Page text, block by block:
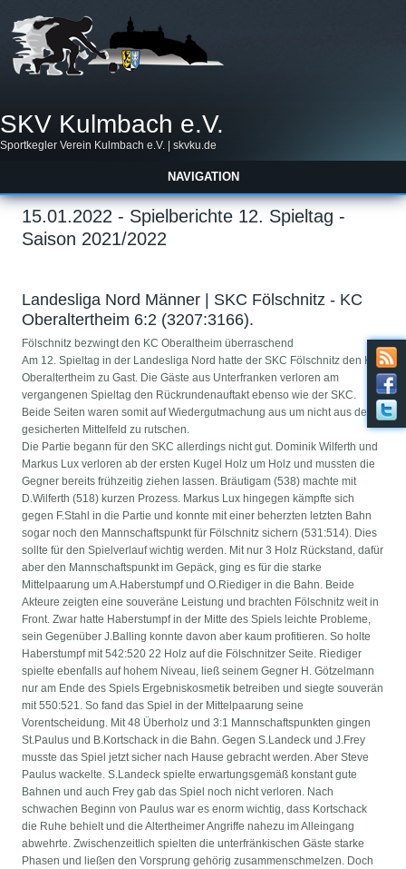
SKV Kulmbach e.V.
Sportkegler Verein Kulmbach e.V. | skvku.de
NAVIGATION
15.01.2022 - Spielberichte 12. Spieltag -
Saison 2021/2022
Landesliga Nord Männer | SKC Fölschnitz - KC
Oberaltertheim 6:2 (3207:3166).
Fölschnitz bezwingt den KC Oberaltheim überraschend
Am 12. Spieltag in der Landesliga Nord hatte der SKC Fölschnitz den KC
Oberaltertheim zu Gast. Die Gäste aus Unterfranken verloren am
vergangenen Spieltag den Rückrundenauftakt ebenso wie der SKC.
Beide Seiten waren somit auf Wiedergutmachung aus um nicht aus dem
gesicherten Mittelfeld zu rutschen.
Die Partie begann für den SKC allerdings nicht gut. Dominik Wilferth und
Markus Lux verloren ab der ersten Kugel Holz um Holz und mussten die
Gegner bereits frühzeitig ziehen lassen. Bräutigam (538) machte mit
D.Wilferth (518) kurzen Prozess. Markus Lux hingegen kämpfte sich
gegen F.Stahl in die Partie und konnte mit einer beherzten letzten Bahn
sogar noch den Mannschaftspunkt für Fölschnitz sichern (531:514). Dies
sollte für den Spielverlauf wichtig werden. Mit nur 3 Holz Rückstand, dafür
aber den Mannschaftspunkt im Gepäck, ging es für die starke
Mittelpaarung um A.Haberstumpf und O.Riediger in die Bahn. Beide
Akteure zeigten eine souveräne Leistung und brachten Fölschnitz weit in
Front. Zwar hatte Haberstumpf in der Mitte des Spiels leichte Probleme,
sein Gegenüber J.Balling konnte davon aber kaum profitieren. So holte
Haberstumpf mit 542:520 22 Holz auf die Fölschnitzer Seite. Riediger
spielte ebenfalls auf hohem Niveau, ließ seinem Gegner H. Götzelmann
nur am Ende des Spiels Ergebniskosmetik betreiben und siegte souverän
mit 550:521. So fand das Spiel in der Mittelpaarung seine
Vorentscheidung. Mit 48 Überholz und 3:1 Mannschaftspunkten gingen
St.Paulus und B.Kortschack in die Bahn. Gegen S.Landeck und J.Frey
musste das Spiel jetzt sicher nach Hause gebracht werden. Aber Steve
Paulus wackelte. S.Landeck spielte erwartungsgemäß konstant gute
Bahnen und auch Frey gab das Spiel noch nicht verloren. Nach
schwachen Beginn von Paulus war es enorm wichtig, dass Kortschack
die Ruhe behielt und die Altertheimer Angriffe nahezu im Alleingang
abwehrte. Zwischenzeitlich spielten die unterfränkischen Gäste starke
Phasen und ließen den Vorsprung gehörig zusammenschmelzen. Doch